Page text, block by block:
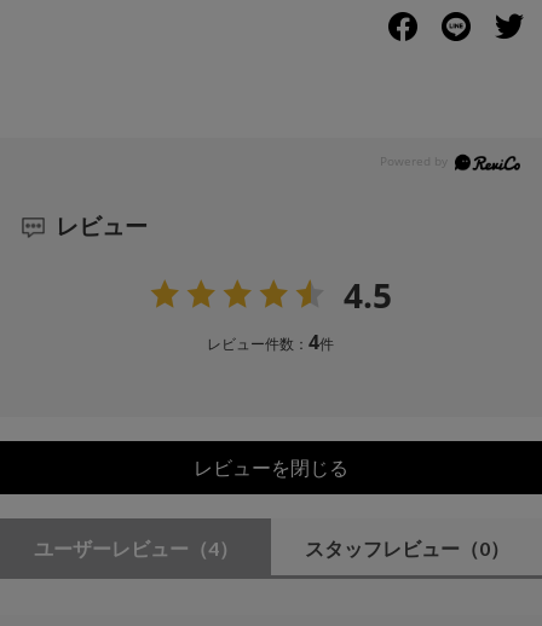
レビュー
4.5
レビュー件数：4件
レビューを閉じる
ユーザーレビュー （4） スタッフレビュー （0）